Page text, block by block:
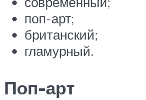
поп-арт;
британский;
гламурный.
Поп-арт